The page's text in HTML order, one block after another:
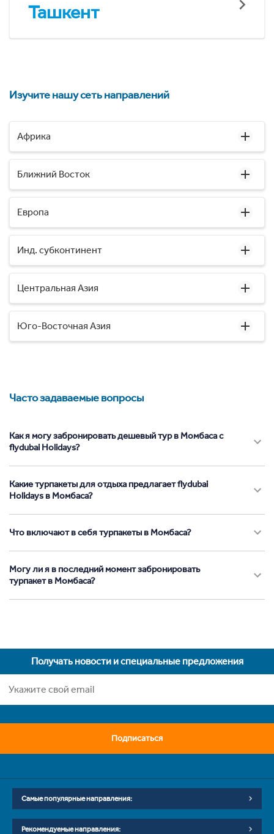
Ташкент
Изучите нашу сеть направлений
Африка
Ближний Восток
Европа
Инд. субконтинент
Центральная Азия
Юго-Восточная Азия
Часто задаваемые вопросы
Как я могу забронировать дешевый тур в Момбаса с
flydubai Holidays?
Какие турпакеты для отдыха предлагает flydubai
Holidays в Момбаса?
Что включают в себя турпакеты в Момбаса?
Могу ли я в последний момент забронировать
турпакет в Момбаса?
Получать новости и специальные предложения
Подписаться
Самые популярные направления:
Рекомендуемые направления: